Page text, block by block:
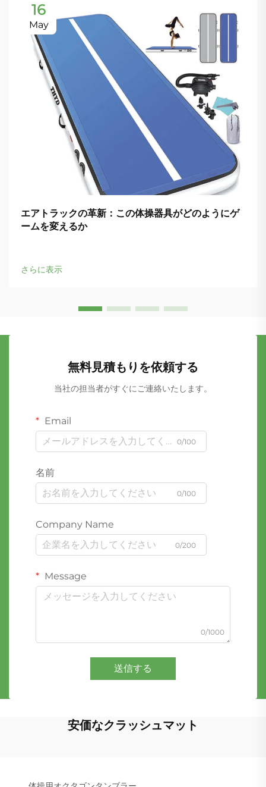
16
May
エアトラックの革新：この体操器具がどのようにゲ
ームを変えるか
さらに表示
無料見積もりを依頼する
当社の担当者がすぐにご連絡いたします。
Email
0/100
名前
0/100
Company Name
0/200
Message
0/1000
送信する
安価なクラッシュマット